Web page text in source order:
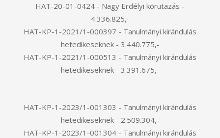
HAT-20-01-0424 - Nagy Erdélyi körutazás -
4.336.825,-
HAT-KP-1-2021/1-000397 - Tanulmányi kirándulás
hetedikeseknek - 3.440.775,-
HAT-KP-1-2021/1-000513 - Tanulmányi kirándulás
hetedikeseknek - 3.391.675,-
HAT-KP-1-2023/1-001303 - Tanulmányi kirándulás
hetedikeseknek - 2.509.304,-
HAT-KP-1-2023/1-001304 - Tanulmányi kirándulás